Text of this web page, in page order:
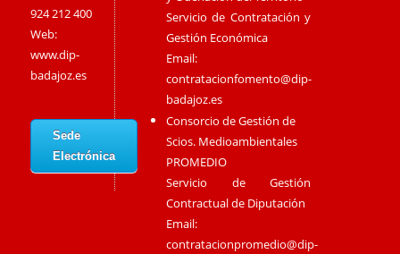
924 212 400
Web:
www.dip-
badajoz.es
Sede
Electrónica
Servicio de Contratación y
Gestión Económica
Email:
contratacionfomento@dip-
badajoz.es
Consorcio de Gestión de
Scios. Medioambientales
PROMEDIO
Servicio de Gestión
Contractual de Diputación
Email:
contratacionpromedio@dip-